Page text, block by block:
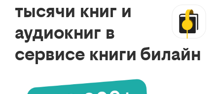
тысячи книг и
аудиокниг в
сервисе книги билайн